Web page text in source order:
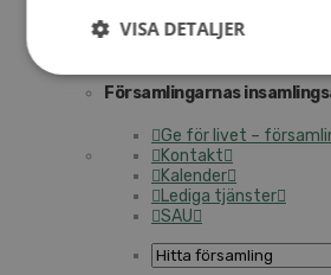
Kyrkoavgiften
Församlingarnas
Ge för livet –
Kontakt
Kalender
Lediga tjänster
SAU
VISA DETALJER